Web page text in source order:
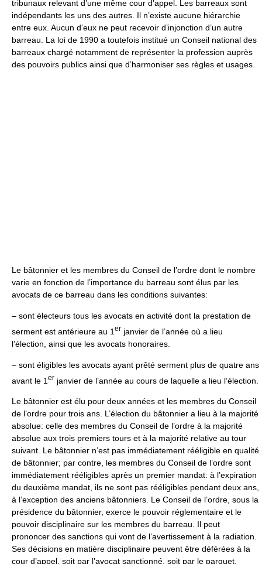
tribunaux relevant d’une même cour d’appel. Les barreaux sont
indépendants les uns des autres. Il n’existe aucune hiérarchie
entre eux. Aucun d’eux ne peut recevoir d’injonction d’un autre
barreau. La loi de 1990 a toutefois institué un Conseil national des
barreaux chargé notamment de représenter la profession auprès
des pouvoirs publics ainsi que d’harmoniser ses règles et usages.
Le bâtonnier et les membres du Conseil de l’ordre dont le nombre
varie en fonction de l’importance du barreau sont élus par les
avocats de ce barreau dans les conditions suivantes:
– sont électeurs tous les avocats en activité dont la prestation de
serment est antérieure au 1 er janvier de l’année où a lieu
l’élection, ainsi que les avocats honoraires.
– sont éligibles les avocats ayant prêté serment plus de quatre ans
avant le 1 er janvier de l’année au cours de laquelle a lieu l’élection.
Le bâtonnier est élu pour deux années et les membres du Conseil
de l’ordre pour trois ans. L’élection du bâtonnier a lieu à la majorité
absolue: celle des membres du Conseil de l’ordre à la majorité
absolue aux trois premiers tours et à la majorité relative au tour
suivant. Le bâtonnier n’est pas immédiatement rééligible en qualité
de bâtonnier; par contre, les membres du Conseil de l’ordre sont
immédiatement rééligibles après un premier mandat: à l’expiration
du deuxième mandat, ils ne sont pas rééligibles pendant deux ans,
à l’exception des anciens bâtonniers. Le Conseil de l’ordre, sous la
présidence du bâtonnier, exerce le pouvoir réglementaire et le
pouvoir disciplinaire sur les membres du barreau. Il peut
prononcer des sanctions qui vont de l’avertissement à la radiation.
Ses décisions en matière disciplinaire peuvent être déférées à la
cour d’appel, soit par l’avocat sanctionné, soit par le parquet.